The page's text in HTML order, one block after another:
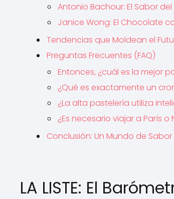
Antonio Bachour: El Sabor
Janice Wong: El Chocolate
Tendencias que Moldean el
Preguntas Frecuentes (FAQ)
Entonces, ¿cuál es la mejor
¿Qué es exactamente un
¿La alta pastelería utiliza
¿Es necesario viajar a París
Conclusión: Un Mundo de
LA LISTE: El